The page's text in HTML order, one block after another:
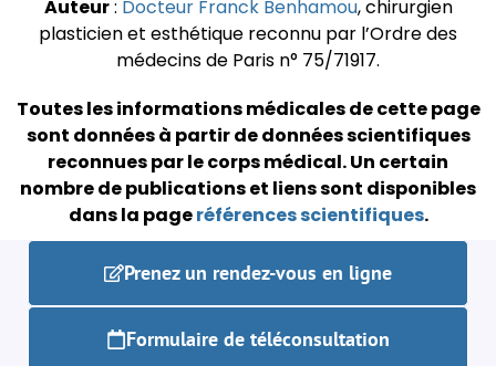
Auteur: Docteur Franck Benhamou, chirurgien
plasticien et esthétique reconnu par l’Ordre des
médecins de Paris n° 75/71917.
Toutes les informations médicales de cette page
sont données à partir de données scientifiques
reconnues par le corps médical.Un certain
nombre de publications et liens sont disponibles
dans la pageréférences scientifiques.
Prenez un rendez-vous en ligne
Formulaire de téléconsultation